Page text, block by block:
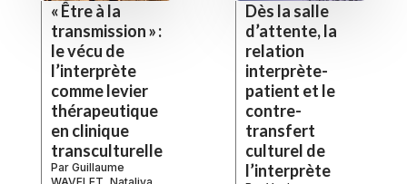
« Être à la
transmission » :
le vécu de
l’interprète
comme levier
thérapeutique
en clinique
transculturelle
Par Guillaume
Dès la salle
d’attente, la
relation
interprète-
patient et le
contre-
transfert
culturel de
l’interprète